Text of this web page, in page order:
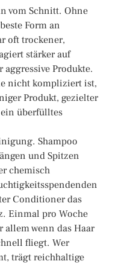
vom Schnitt. Ohne
Form an
oft trockener,
stärker auf
Produkte.
nicht kompliziert ist,
Produkt, gezielter
überfülltes
Shampoo
und Spitzen
chemisch
Conditioner das
Einmal pro Woche
allem wenn das Haar
fliegt. Wer
trägt reichhaltige